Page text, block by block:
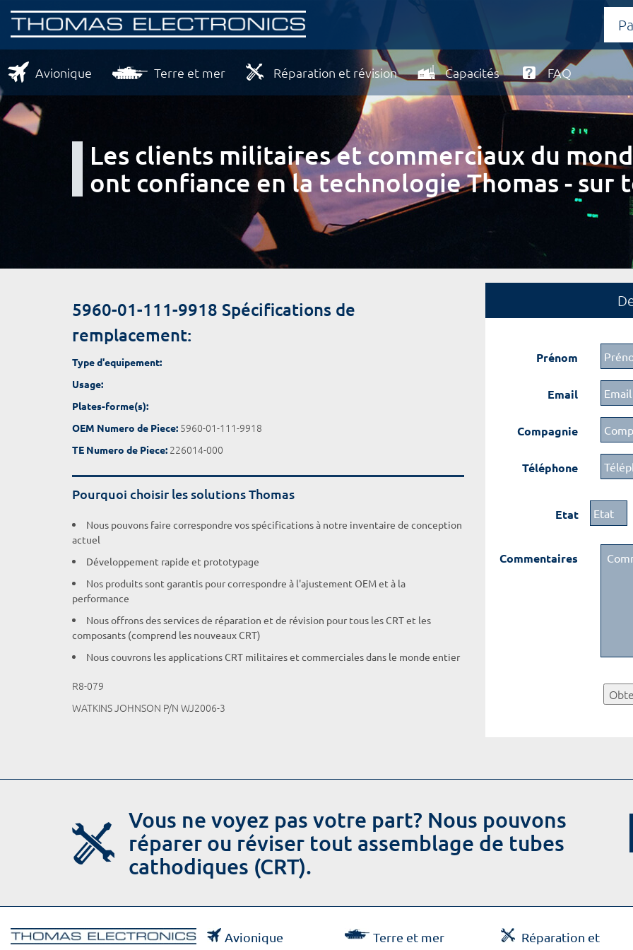
Avionique Terre et mer Réparation et révision Capacités FAQ
Les clients militaires et commerciaux du
ont confiance en la technologie Thomas - sur
5960-01-111-9918 Spécifications de
remplacement:
Type d'equipement:
Usage:
Plates-forme(s):
OEM Numero de Piece: 5960-01-111-9918
TE Numero de Piece: 226014-000
Pourquoi choisir les solutions Thomas
Nous pouvons faire correspondre vos spécifications à notre inventaire de conception
actuel
Développement rapide et prototypage
Nos produits sont garantis pour correspondre à l'ajustement OEM et à la
performance
Nous offrons des services de réparation et de révision pour tous les CRT et les
composants (comprend les nouveaux CRT)
Nous couvrons les applications CRT militaires et commerciales dans le monde entier
R8-079
WATKINS JOHNSON P/N WJ2006-3
Prénom
Email
Compagnie
Téléphone
Etat
Commentaires
Vous ne voyez pas votre part? Nous pouvons
réparer ou réviser tout assemblage de tubes
cathodiques (CRT).
Avionique Terre et mer
Réparation et